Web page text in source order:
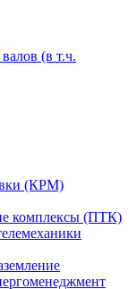
(в т.ч.
(КРМ)
комплексы (ПТК)